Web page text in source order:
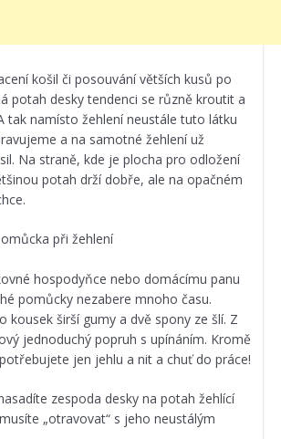
košil či posouvání větších kusů po
potah desky tendenci se různě kroutit a
tak namísto žehlení neustále tuto látku
a na samotné žehlení už
Na straně, kde je plocha pro odložení
potah drží dobře, ale na opačném
hospodyňce nebo domácímu panu
pomůcky nezabere mnoho času.
kousek širší gumy a dvě spony ze šlí. Z
jednoduchý popruh s upínáním. Kromě
jen jehlu a nit a chuť do práce!
zespoda desky na potah žehlící
„otravovat“ s jeho neustálým